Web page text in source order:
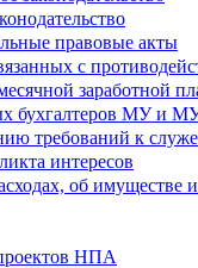
правовые акты
с
заработной
бухгалтеров МУ и
требований к
интересов
об имуществе
НПА